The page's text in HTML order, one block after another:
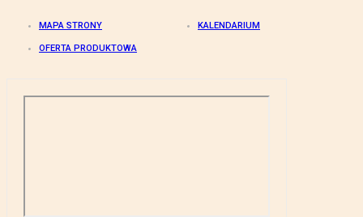
MAPA STRONY KALENDARIUM
OFERTA PRODUKTOWA